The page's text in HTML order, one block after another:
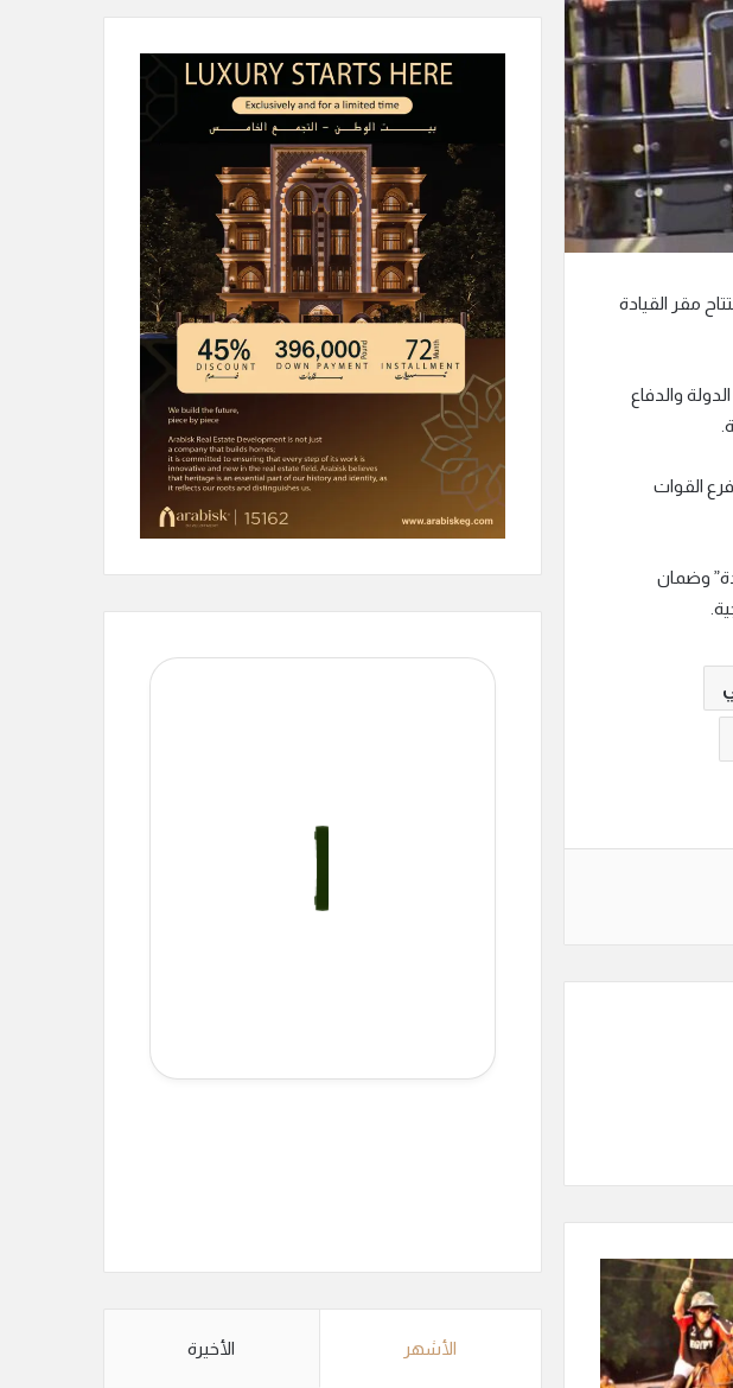
السيسي، القائد الأعلى للقوات المسلحة، اليوم السبت الرابع من يوليو 2026، افتتاح مقر القيادة
والدفاع
القوات
وضمان
الأشهر الأخيرة